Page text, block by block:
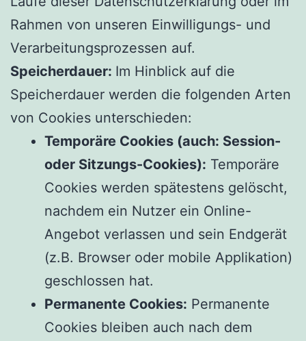
Rahmen von unseren Einwilligungs- und
Verarbeitungsprozessen auf.
Speicherdauer: Im Hinblick auf die
Speicherdauer werden die folgenden Arten
von Cookies unterschieden:
Temporäre Cookies (auch: Session-
oder Sitzungs-Cookies): Temporäre
Cookies werden spätestens gelöscht,
nachdem ein Nutzer ein Online-
Angebot verlassen und sein Endgerät
(z.B. Browser oder mobile Applikation)
geschlossen hat.
Permanente Cookies: Permanente
Cookies bleiben auch nach dem